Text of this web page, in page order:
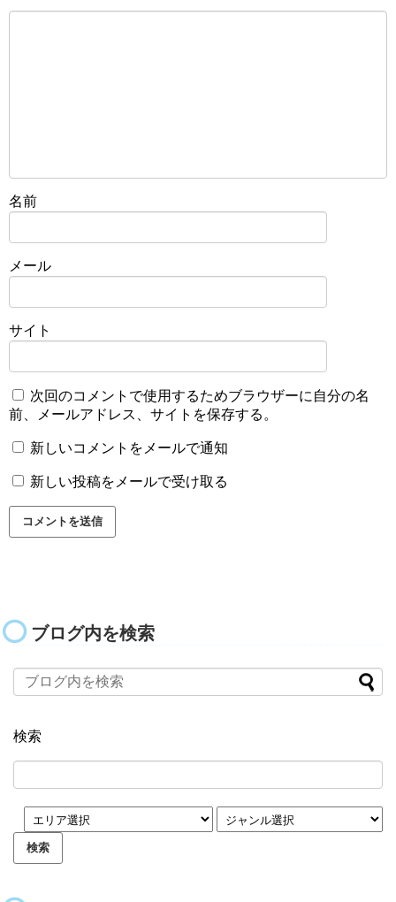
名前
メール
サイト
次回のコメントで使用するためブラウザーに自分の名
前、メールアドレス、サイトを保存する。
新しいコメントをメールで通知
新しい投稿をメールで受け取る
ブログ内を検索
検索